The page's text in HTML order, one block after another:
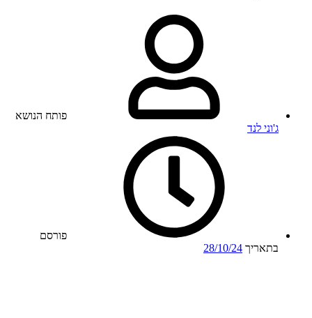
פותח הנושא
ג'וני לנד
פורסם
בתאריך 28/10/24